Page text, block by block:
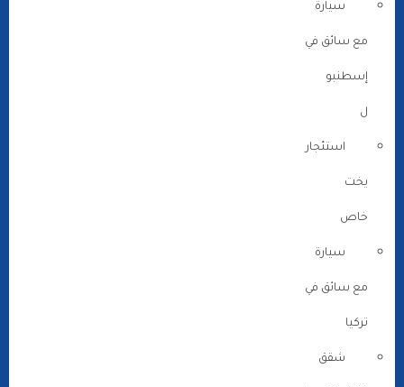
سيارة
مع سائق في
إسطنبو
ل
استئجار
يخت
خاص
سيارة
مع سائق في
تركيا
شقق